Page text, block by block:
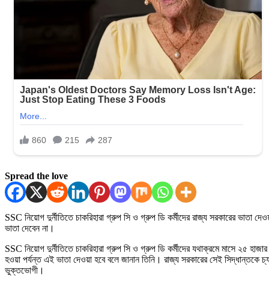
Spread the love
SSC নিয়োগ দুর্নীতিতে চাকরিহারা গ্রুপ সি ও গ্রুপ ডি কর্মীদের রাজ্য সরকারের ভাতা
ভাতা দেবেন না।
SSC নিয়োগ দুর্নীতিতে চাকরিহারা গ্রুপ সি ও গ্রুপ ডি কর্মীদের যথাক্রমে মাসে ২৫
হওয়া পর্যন্ত এই ভাতা দেওয়া হবে বলে জানান তিনি। রাজ্য সরকারের সেই সিদ্ধান্তকে
ভুক্তভোগী।